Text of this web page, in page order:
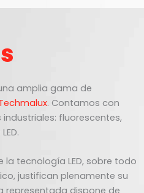
amplia gama de
. Contamos con
fluorescentes,
tecnología LED, sobre todo
justifican plenamente su